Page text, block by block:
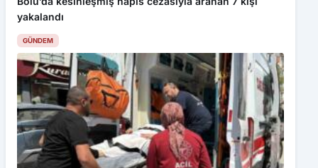
yakalandı
GÜNDEM